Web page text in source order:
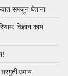
समजून घेताना
विज्ञान काय
उपाय